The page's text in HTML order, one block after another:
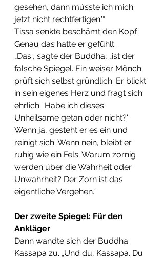
gesehen, dann müsste ich mich
jetzt nicht rechtfertigen.'“
​Tissa senkte beschämt den Kopf.
Genau das hatte er gefühlt.
​„Das“, sagte der Buddha, „ist der
falsche Spiegel. Ein weiser Mönch
prüft sich selbst gründlich. Er blickt
in sein eigenes Herz und fragt sich
ehrlich: 'Habe ich dieses
Unheilsame getan oder nicht?'
Wenn ja, gesteht er es ein und
reinigt sich. Wenn nein, bleibt er
ruhig wie ein Fels. Warum zornig
werden über die Wahrheit oder
Unwahrheit? Der Zorn ist das
eigentliche Vergehen.“
Der zweite Spiegel: Für den
Ankläger
​Dann wandte sich der Buddha
Kassapa zu. „Und du, Kassapa. Du